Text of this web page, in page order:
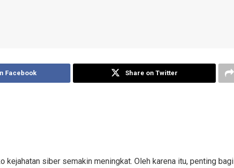
Facebook Share on Twitter
kejahatan siber semakin meningkat. Oleh karena itu, penting bagi